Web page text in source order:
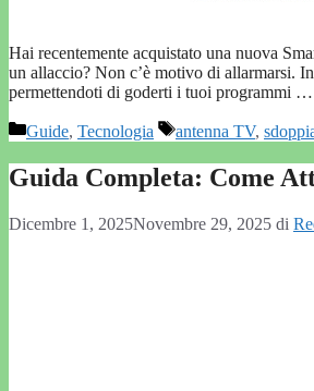
Hai recentemente acquistato una nuova
un allaccio? Non c’è motivo di allarmarsi.
permettendoti di goderti i tuoi programmi …
Categorie
Guide, Tecnologia Tag
antenna TV,
Guida Completa: Come
Dicembre 1, 2025Novembre 29, 2025 di